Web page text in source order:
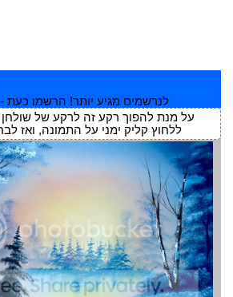
לנרשמים מגיע יותר! הרשמו כעת -
על מנת להפוך רקע זה לרקע של
ללחוץ קליק ימני על התמונה, ואז